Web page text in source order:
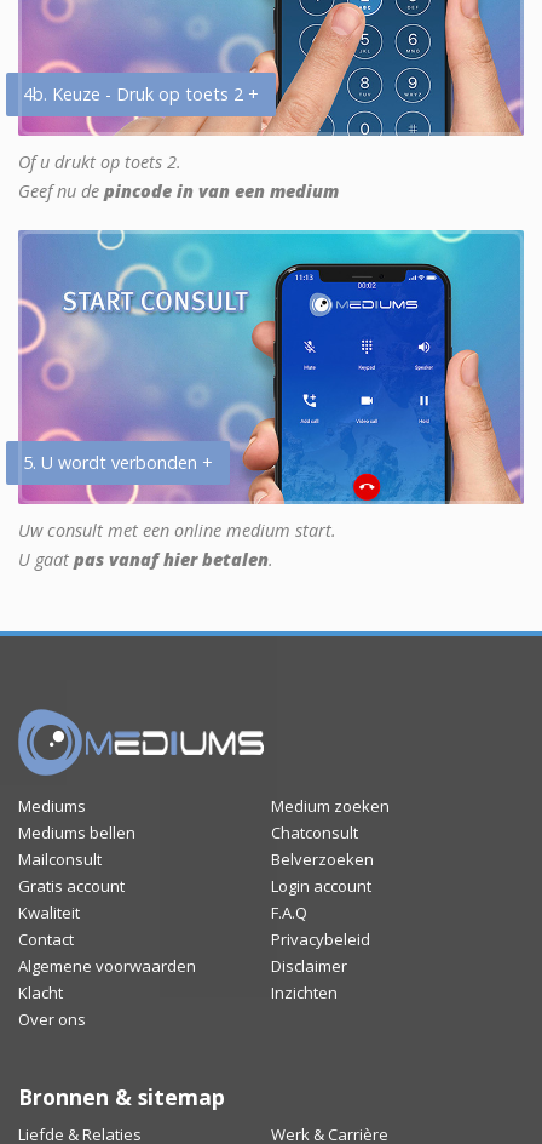
4b. Keuze - Druk op toets 2 +
Of u drukt op toets 2.
Geef nu de pincode in van een medium
5. U wordt verbonden +
Uw consult met een online medium start.
U gaat pas vanaf hier betalen.
Mediums
Medium zoeken
Mediums bellen
Chatconsult
Mailconsult
Belverzoeken
Gratis account
Login account
Kwaliteit
F.A.Q
Contact
Privacybeleid
Algemene voorwaarden
Disclaimer
Klacht
Inzichten
Over ons
Bronnen & sitemap
Liefde & Relaties Werk & Carrière